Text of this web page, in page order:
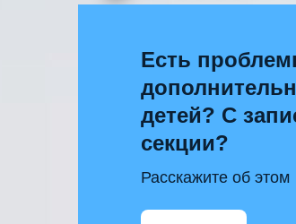
Есть
детей? С
секции?
Расскажите об этом